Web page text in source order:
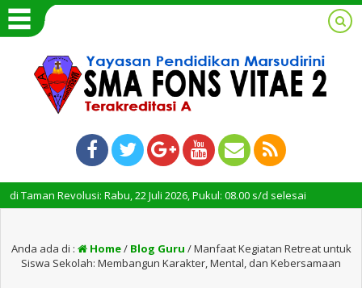
Rabu, 22 Juli 2026, Pukul: 08.00 s/d selesai 3 minggu
Anda ada di : Home/ Blog Guru /Manfaat Kegiatan Retreat untuk
Siswa Sekolah: Membangun Karakter, Mental, dan Kebersamaan